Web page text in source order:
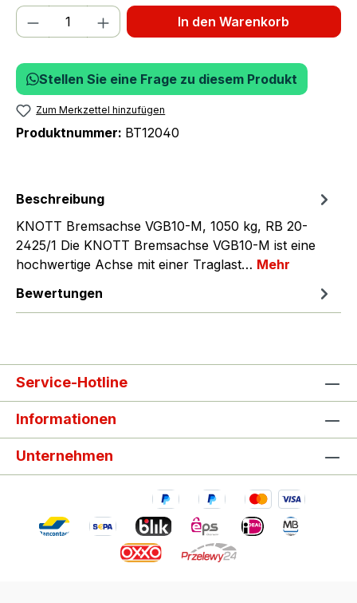
Produkt Anzahl: Gib den gewünschten
In den Warenkorb
Stellen Sie eine Frage zu diesem Produkt
Zum Merkzettel hinzufügen
Produktnummer: BT12040
Beschreibung
KNOTT Bremsachse VGB10-M, 1050 kg, RB 20-
2425/1 Die KNOTT Bremsachse VGB10-M ist eine
hochwertige Achse mit einer Traglast… Mehr
Bewertungen
Service-Hotline
Informationen
Unternehmen